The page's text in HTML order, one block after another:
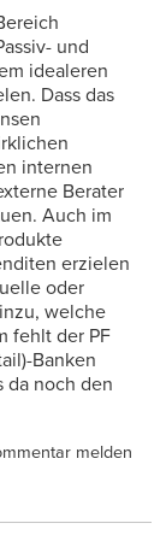
und
idealeren
Dass das
internen
Berater
Auch im
erzielen
oder
welche
fehlt der PF
Banken
da noch den
melden